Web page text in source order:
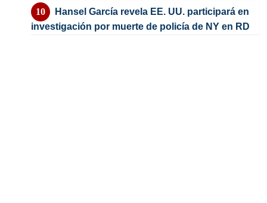
Hansel García revela EE. UU. participará en
investigación por muerte de policía de NY en RD